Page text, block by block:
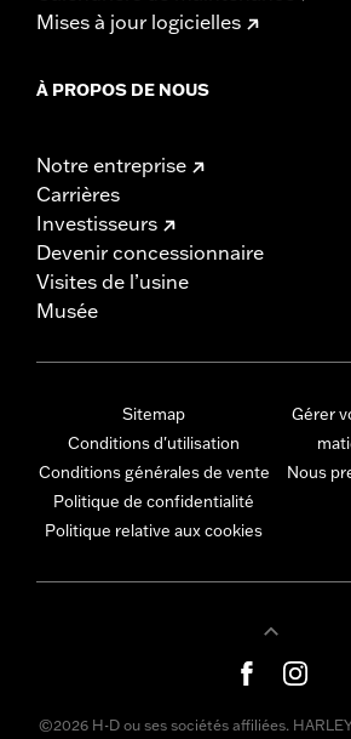
Mises à jour logicielles
À PROPOS DE NOUS
Notre entreprise
Carrières
Investisseurs
Devenir concessionnaire
Visites de l’usine
Musée
Sitemap
Conditions d'utilisation
Conditions générales de vente
Politique de confidentialité
Politique relative aux cookies
Gérer
Nous
©2026 H-D ou ses sociétés affiliées.